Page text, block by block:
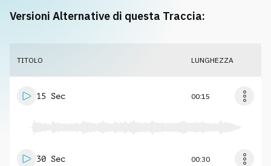
Versioni Alternative di questa Traccia:
TITOLO LUNGHEZZA
15 Sec 00:15
30 Sec 00:30